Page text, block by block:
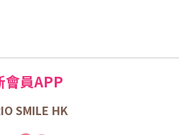
會員APP
SMILE HK